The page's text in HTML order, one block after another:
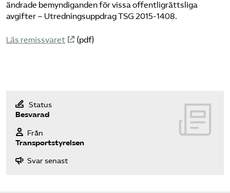
ändrade bemyndiganden för vissa offentligrättsliga
avgifter – Utredningsuppdrag TSG 2015-1408.
Läs remissvaret (pdf)
Status
Besvarad
Från
Transportstyrelsen
Svar senast